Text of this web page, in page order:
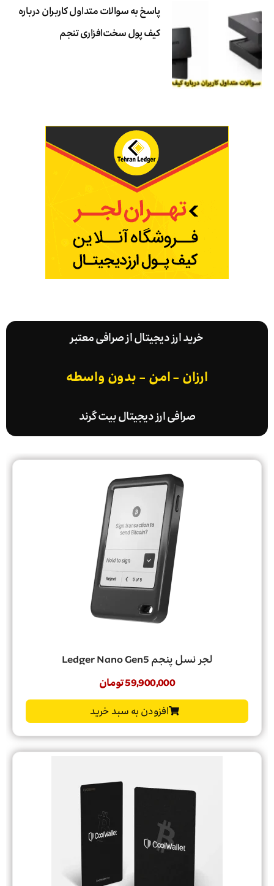
پاسخ به سوالات متداول کاربران درباره
کیف پول سخت‌افزاری تنجم
خرید ارز دیجیتال از صرافی معتبر
ارزان - امن - بدون واسطه
صرافی ارز دیجیتال بیت گرند
لجر نسل پنجم Ledger Nano Gen5
59,900,000تومان
افزودن به سبد خرید